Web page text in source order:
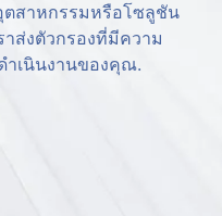
ตสาหกรรมหรือโซลูชัน
าส่งตัวกรองที่มีความ
ำเนินงานของคุณ.